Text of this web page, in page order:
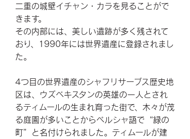
二重の城壁イチャン・カラを見ることがで
きます。
その内部には、美しい遺跡が多く残されて
おり、1990年には世界遺産に登録されまし
た。
4つ目の世界遺産のシャフリサーブス歴史地
区は、ウズベキスタンの英雄の一人とされ
るティムールの生まれ育った街で、木々が茂
る庭園が多いことからペルシャ語で“緑の
町”と名付けられました。ティムールが建